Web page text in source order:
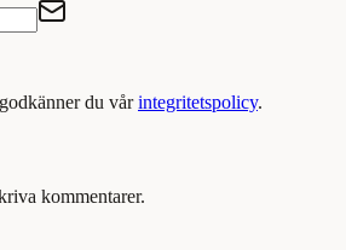
du vår integritetspolicy.
kommentarer.